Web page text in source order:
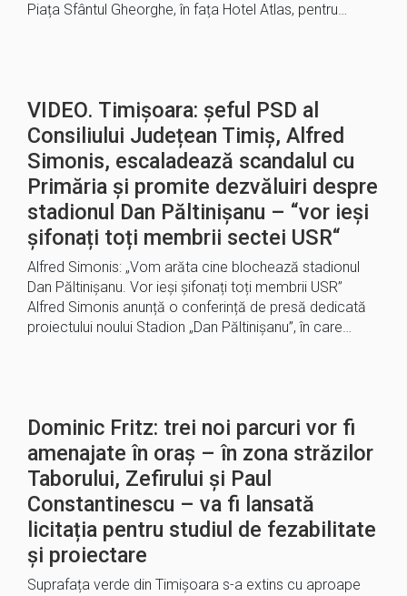
Piața Sfântul Gheorghe, în fața Hotel Atlas, pentru…
VIDEO. Timișoara: șeful PSD al
Consiliului Județean Timiș, Alfred
Simonis, escaladează scandalul cu
Primăria și promite dezvăluiri despre
stadionul Dan Păltinișanu – “vor ieși
șifonați toți membrii sectei USR“
Alfred Simonis: „Vom arăta cine blochează stadionul
Dan Păltinișanu. Vor ieși șifonați toți membrii USR”
Alfred Simonis anunță o conferință de presă dedicată
proiectului noului Stadion „Dan Păltinișanu”, în care…
Dominic Fritz: trei noi parcuri vor fi
amenajate în oraș – în zona străzilor
Taborului, Zefirului și Paul
Constantinescu – va fi lansată
licitația pentru studiul de fezabilitate
și proiectare
Suprafața verde din Timișoara s-a extins cu aproape